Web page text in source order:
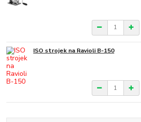
ISO strojek na Ravioli B-150